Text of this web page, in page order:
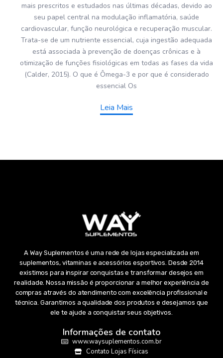
mais prescritos e estudados nas últimas décadas, devido ao
seu papel central na modulação inflamatória, saúde
cardiovascular, função neurológica e recuperação muscular.
Trata-se de um nutriente essencial, cuja ingestão adequada
está associada à prevenção de doenças crônicas e à
otimização de funções fisiológicas em todas as fases da vida
(Calder, 2015). O que é Ômega-3 e por que é considerado
essencial Os
Leia Mais
A Way Suplementos é uma rede de lojas especializada em
suplementos, vitaminas e acessórios esportivos. Desde 2014
existimos para inspirar conquistas e transformar desejos em
realidade. Nossa missão é proporcionar a melhor experiência de
compras através do atendimento com excelência profissional e
técnica. Garantimos a qualidade dos produtos e desejamos que
ele te ajude a conquistar seus objetivos.
Informações de contato
www.waysuplementos.com.br
Contato Lojas Físicas